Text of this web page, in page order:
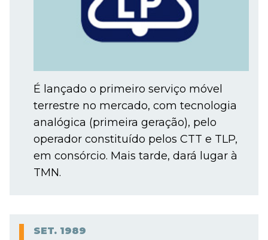
É lançado o primeiro serviço móvel
terrestre no mercado, com tecnologia
analógica (primeira geração), pelo
operador constituído pelos CTT e TLP,
em consórcio. Mais tarde, dará lugar à
TMN.
SET. 1989